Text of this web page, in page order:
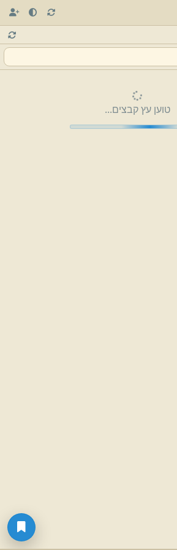
טוען עץ קבצים...